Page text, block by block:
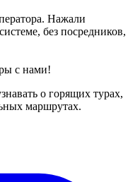
Нажали
без посредников,
с нами!
о горящих турах,
маршрутах.